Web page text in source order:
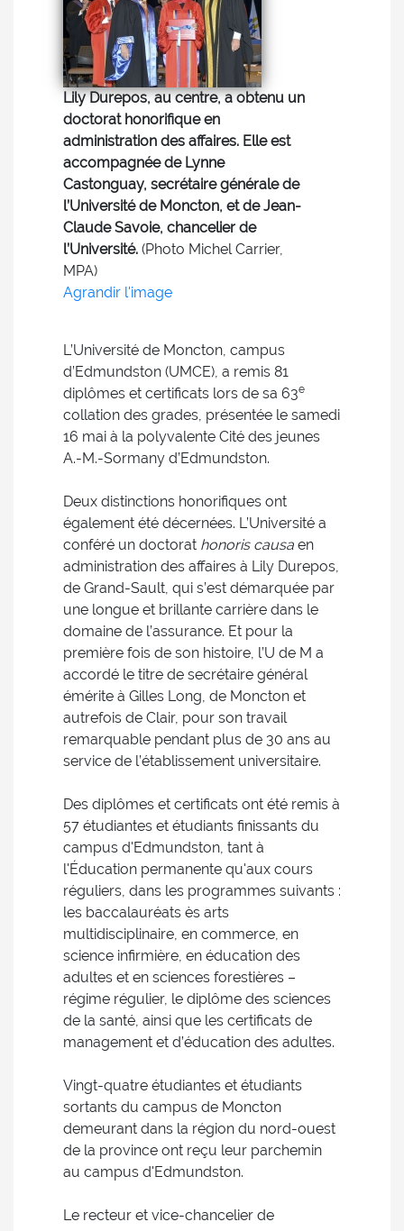
Lily Durepos, au centre, a obtenu un
doctorat honorifique en
administration des affaires. Elle est
accompagnée de Lynne
Castonguay, secrétaire générale de
l’Université de Moncton, et de Jean-
Claude Savoie, chancelier de
l’Université. (Photo Michel Carrier,
MPA)
Agrandir l'image
L’Université de Moncton, campus
d’Edmundston (UMCE), a remis 81
diplômes et certificats lors de sa 63e
collation des grades, présentée le samedi
16 mai à la polyvalente Cité des jeunes
A.-M.-Sormany d’Edmundston.
Deux distinctions honorifiques ont
également été décernées. L’Université a
conféré un doctorat honoris causa en
administration des affaires à Lily Durepos,
de Grand-Sault, qui s’est démarquée par
une longue et brillante carrière dans le
domaine de l’assurance. Et pour la
première fois de son histoire, l’U de M a
accordé le titre de secrétaire général
émérite à Gilles Long, de Moncton et
autrefois de Clair, pour son travail
remarquable pendant plus de 30 ans au
service de l’établissement universitaire.
Des diplômes et certificats ont été remis à
57 étudiantes et étudiants finissants du
campus d'Edmundston, tant à
l'Éducation permanente qu'aux cours
réguliers, dans les programmes suivants :
les baccalauréats ès arts
multidisciplinaire, en commerce, en
science infirmière, en éducation des
adultes et en sciences forestières –
régime régulier, le diplôme des sciences
de la santé, ainsi que les certificats de
management et d’éducation des adultes.
Vingt-quatre étudiantes et étudiants
sortants du campus de Moncton
demeurant dans la région du nord-ouest
de la province ont reçu leur parchemin
au campus d'Edmundston.
Le recteur et vice-chancelier de